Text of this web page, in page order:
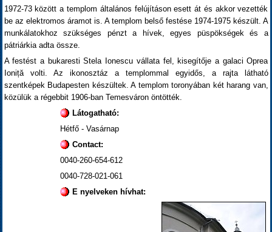
1972-73 között a templom általános felújításon esett át és akkor vezették
be az elektromos áramot is. A templom belső festése 1974-1975 készült. A
munkálatokhoz szükséges pénzt a hívek, egyes püspökségek és a
pátriárkia adta össze.
A festést a bukaresti Stela Ionescu vállata fel, kisegítője a galaci Oprea
Ioniță volti. Az ikonosztáz a templommal egyidős, a rajta látható
szentképek Budapesten készültek. A templom toronyában két harang van,
közülük a régebbit 1906-ban Temesváron öntötték.
Látogatható:
Hétfő - Vasárnap
Contact:
0040-260-654-612
0040-728-021-061
E nyelveken hívhat: